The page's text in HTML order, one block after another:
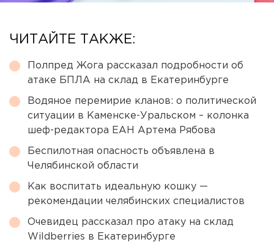
ЧИТАЙТЕ ТАКЖЕ:
Полпред Жога рассказал подробности об
атаке БПЛА на склад в Екатеринбурге
Водяное перемирие кланов: о политической
ситуации в Каменске-Уральском – колонка
шеф-редактора ЕАН Артема Рябова
Беспилотная опасность объявлена в
Челябинской области
Как воспитать идеальную кошку —
рекомендации челябинских специалистов
Очевидец рассказал про атаку на склад
Wildberries в Екатеринбурге